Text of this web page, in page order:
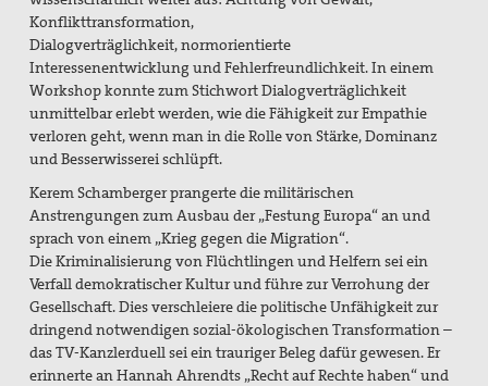
Konflikttransformation,
Dialogverträglichkeit, normorientierte
Interessenentwicklung und Fehlerfreundlichkeit. In einem
Workshop konnte zum Stichwort Dialogverträglichkeit
unmittelbar erlebt werden, wie die Fähigkeit zur Empathie
verloren geht, wenn man in die Rolle von Stärke, Dominanz
und Besserwisserei schlüpft.
Kerem Schamberger prangerte die militärischen
Anstrengungen zum Ausbau der „Festung Europa“ an und
sprach von einem „Krieg gegen die Migration“.
Die Kriminalisierung von Flüchtlingen und Helfern sei ein
Verfall demokratischer Kultur und führe zur Verrohung der
Gesellschaft. Dies verschleiere die politische Unfähigkeit zur
dringend notwendigen sozial-ökologischen Transformation –
das TV-Kanzlerduell sei ein trauriger Beleg dafür gewesen. Er
erinnerte an Hannah Ahrendts „Rechtauf Rechte haben“ und